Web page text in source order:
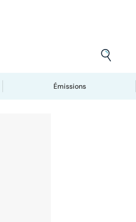
Émissions